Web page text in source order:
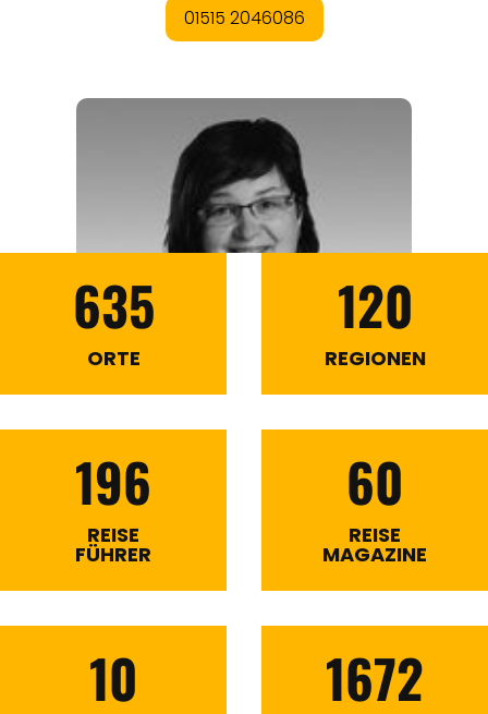
635
ORTE
120
REGIONEN
196
REISE
FÜHRER
60
REISE
MAGAZINE
10 1672